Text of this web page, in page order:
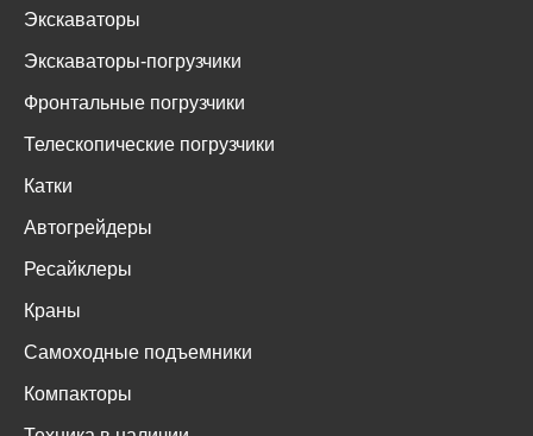
Экскаваторы
Экскаваторы-погрузчики
Фронтальные погрузчики
Телескопические погрузчики
Катки
Автогрейдеры
Ресайклеры
Краны
Самоходные подъемники
Компакторы